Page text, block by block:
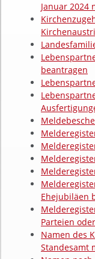
Januar 2024
beantragen
Ehejubiläen
Parteien
Namen des
Standesamt